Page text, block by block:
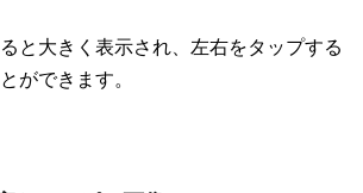
と大きく表示され、左右をタップする
ができます。